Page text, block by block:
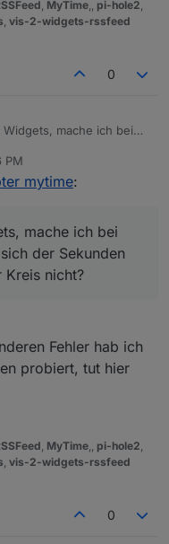
MyTime pi-hole2
vis-2-widgets-rssfeed
0
mache ich bei
der Kreis nicht?
PM
mytime:
mache ich bei
der Sekunden
Kreis nicht?
Fehler hab ich
probiert, tut hier
MyTime pi-hole2
vis-2-widgets-rssfeed
0